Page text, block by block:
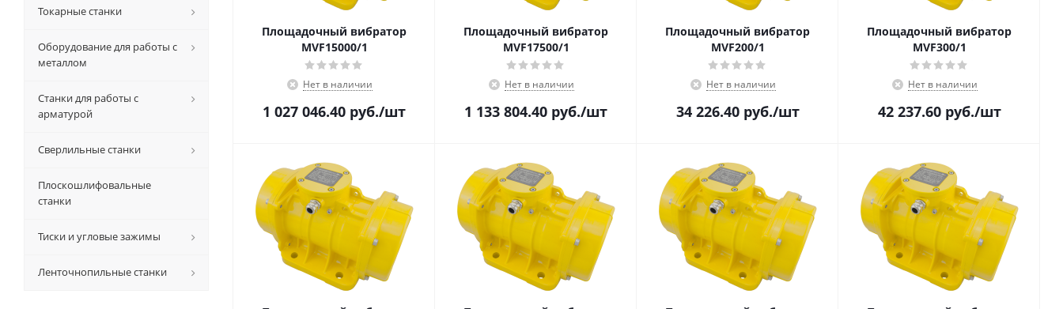
Площадочный вибратор
MVF15000/1
Нет в наличии
1 027 046.40 руб./шт
Площадочный вибратор
MVF17500/1
Нет в наличии
1 133 804.40 руб./шт
Площадочный вибратор
MVF200/1
Нет в наличии
34 226.40руб./шт
Площадочный вибратор
MVF300/1
Нет в наличии
42 237.60руб./шт
Токарные станки
Оборудование для работы с
металлом
Станки для работы с
арматурой
Сверлильные станки
Плоскошлифовальные
станки
Тиски и угловые зажимы
Ленточнопильные станки